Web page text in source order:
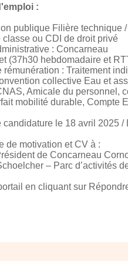
:
publique Filière technique
classe ou CDI de droit privé
: Concarneau
(37h30 hebdomadaire et
rémunération : Traitement
collective Eau et
Amicale du personnel,
mobilité durable, Compte
candidature le 18 avril 2025 /
de motivation et CV à :
de Concarneau
– Parc d’activités
en cliquant sur